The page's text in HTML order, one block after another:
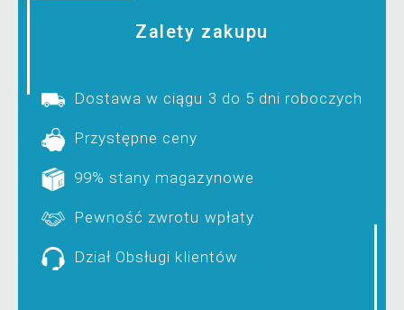
Zalety zakupu
Dostawa w ciągu 3 do 5 dni roboczych
Przystępne ceny
99% stany magazynowe
Pewność zwrotu wpłaty
Dział Obsługi klientów